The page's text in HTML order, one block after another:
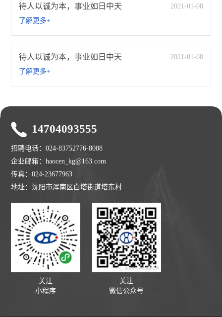
待人以诚为本，事业如日中天
2021-01-08
了解更多+
待人以诚为本，事业如日中天
2021-01-08
了解更多+
14704093555
招聘电话：024-83752776-8008
企业邮箱：haocen_kg@163.com
传真：024-23677963
地址：沈阳市浑南区白塔街道塔东村
关注
小程序
关注
微信公众号